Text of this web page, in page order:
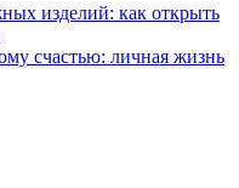
изделий: как открыть
счастью: личная жизнь